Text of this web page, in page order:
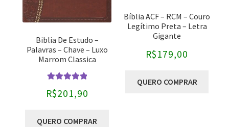
Biblia De Estudo –
Palavras – Chave – Luxo
Marrom Classica
5.00de 5
R$201,90
QUERO COMPRAR
Bíblia ACF – RCM – Couro
Legítimo Preta – Letra
Gigante
R$179,00
QUERO COMPRAR